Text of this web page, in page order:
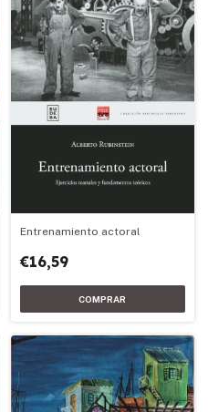
Entrenamiento actoral
€16,59